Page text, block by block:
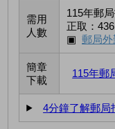
需用
人數
115年郵
正取：
▣ 郵局
簡章
下載
115年郵
4分鐘了解郵局